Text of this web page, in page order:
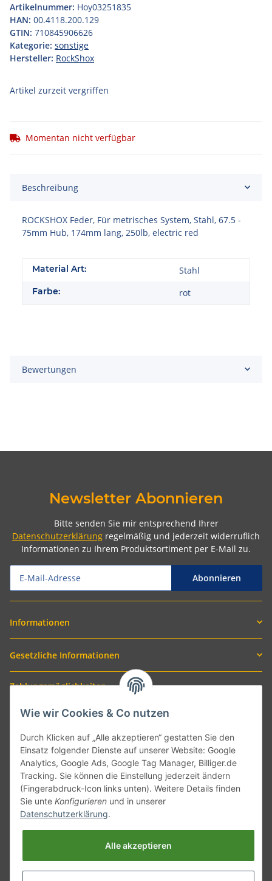
Artikelnummer: Hoy03251835
HAN: 00.4118.200.129
GTIN: 710845906626
Kategorie: sonstige
Hersteller: RockShox
Artikel zurzeit vergriffen
Momentan nicht verfügbar
Beschreibung
ROCKSHOX Feder, Für metrisches System, Stahl, 67.5 -
75mm Hub, 174mm lang, 250lb, electric red
Material Art: Stahl
Farbe: rot
Bewertungen
Newsletter Abonnieren
Bitte senden Sie mir entsprechend Ihrer
Datenschutzerklärung regelmäßig und jederzeit widerruflich
Informationen zu Ihrem Produktsortiment per E-Mail zu.
Abonnieren
Informationen
Gesetzliche Informationen
Zahlungsmöglichkeiten
Versand mit
Wie wir Cookies & Co nutzen
Durch Klicken auf „Alle akzeptieren“ gestatten Sie den
Einsatz folgender Dienste auf unserer Website: Google
Analytics, Google Ads, Google Tag Manager, Billiger.de
Tracking. Sie können die Einstellung jederzeit ändern
(Fingerabdruck-Icon links unten). Weitere Details finden
Sie unte Konfigurieren und in unserer
Datenschutzerklärung.
Alle akzeptieren